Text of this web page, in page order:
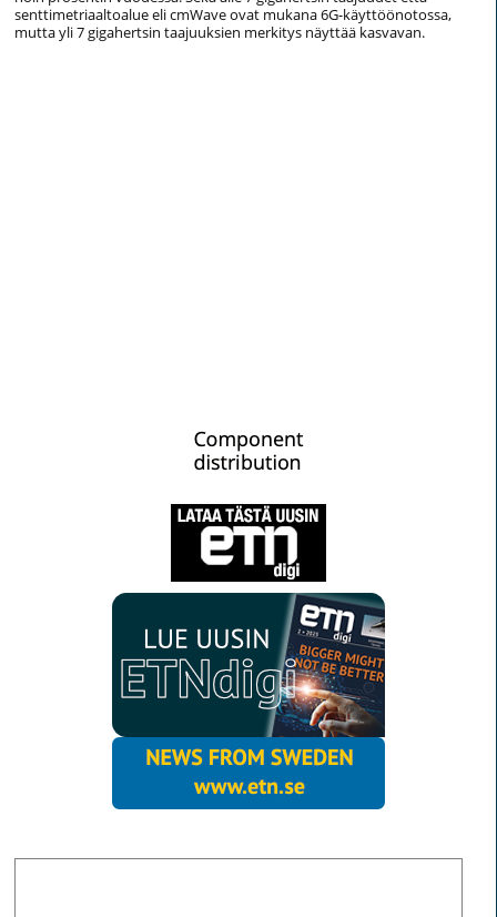
senttimetriaaltoalue eli cmWave ovat mukana 6G-käyttöönotossa,
mutta yli 7 gigahertsin taajuuksien merkitys näyttää kasvavan.